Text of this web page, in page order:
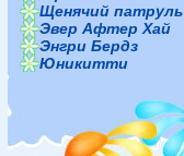
Щенячий патруль
Эвер Афтер Хай
Энгри Бердз
Юникитти